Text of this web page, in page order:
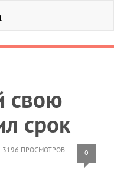
свою
срок
3196 ПРОСМОТРОВ 0